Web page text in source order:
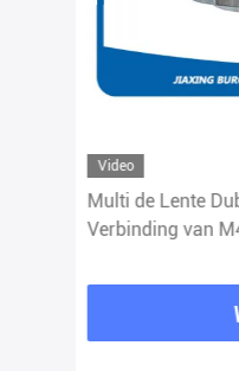
Video
Multi de Lente
Verbinding van